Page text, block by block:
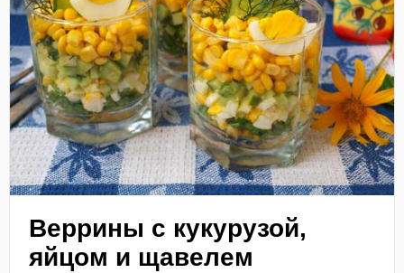
Веррины с кукурузой,
яйцом и щавелем